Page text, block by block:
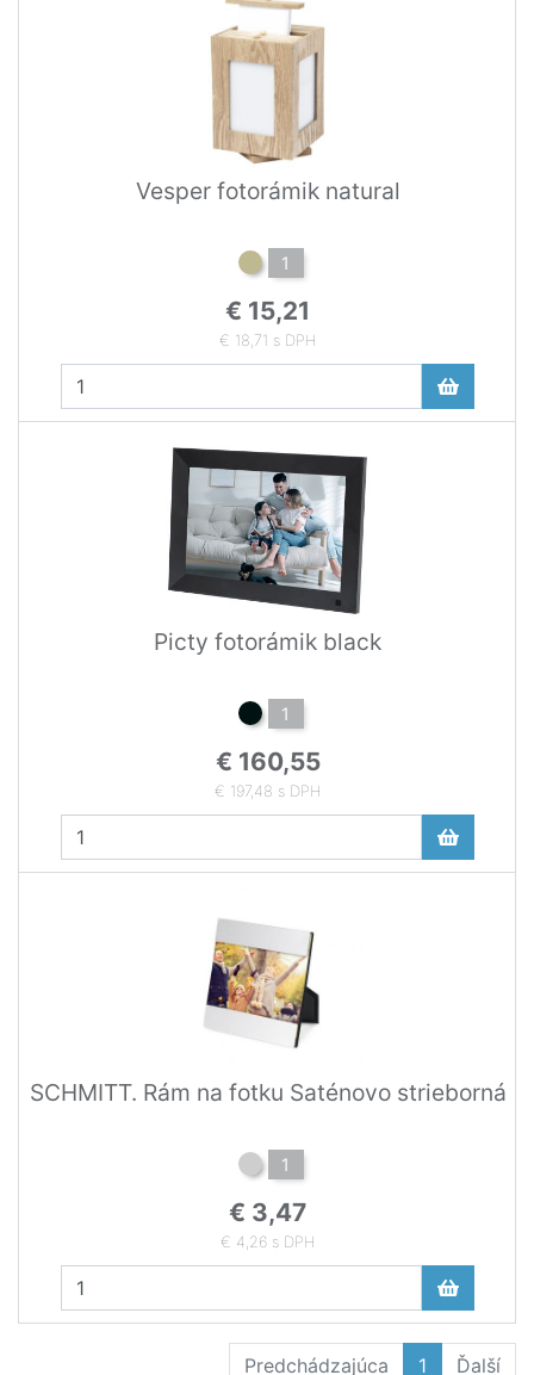
Vesper fotorámik natural
1
€ 15,21
€ 18,71 s DPH
Picty fotorámik black
1
€ 160,55
€ 197,48 s DPH
SCHMITT. Rám na fotku Saténovo strieborná
1
€ 3,47
€ 4,26 s DPH
Predchádzajúca 1 Ďalší